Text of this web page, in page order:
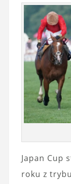
Japan Cup
roku z